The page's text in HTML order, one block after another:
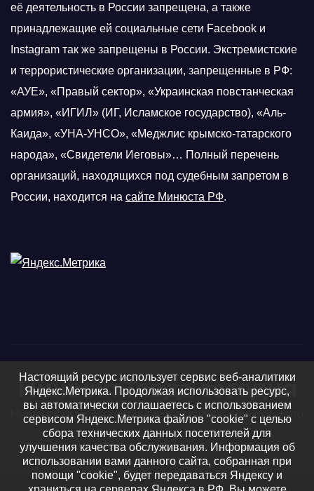
её деятельность в России запрещена, а также
принадлежащие ей социальные сети Facebook и
Instagram так же запрещены в России. Экстремистские
и террористические организации, запрещенные в РФ:
«АУЕ», «Правый сектор», «Украинская повстанческая
армия», «ИГИЛ» (ИГ, Исламское государство), «Аль-
Каида», «УНА-УНСО», «Меджлис крымско-татарского
народа», «Свидетели Иеговы»… Полный перечень
организаций, находящихся под судебным запретом в
России, находится на сайте Минюста РФ.
Нижняя Тавда сегодня
Нижняя Тавда, Нижнетавдинский район - новости, фото
и видео
Настоящий ресурс использует сервис веб-аналитики
Яндекс.Метрика. Продолжая использовать ресурс,
вы автоматически соглашаетесь с использованием
сервисом Яндекс.Метрика файлов "cookie" с целью
сбора технических данных посетителей для
улучшения качества обслуживания. Информация об
использовании вами данного сайта, собранная при
помощи "cookie", будет передаваться Яндексу и